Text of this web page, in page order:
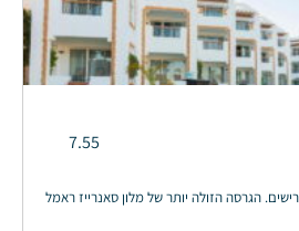
7.55
הכרישים. הגרסה הזולה יותר של מלון סאנרייז ראמל